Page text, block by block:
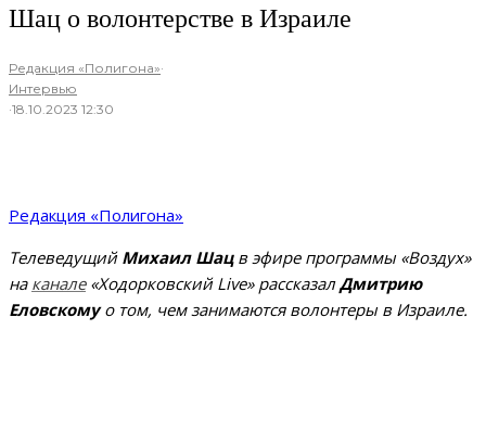
Шац о волонтерстве в Израиле
Редакция «Полигона»·
Интервью
·18.10.2023 12:30
Редакция «Полигона»
Телеведущий Михаил Шацв эфире программы «Воздух»
на канале«Ходорковский Live» рассказалДмитрию
Еловскомуо том, чем занимаются волонтеры в Израиле.